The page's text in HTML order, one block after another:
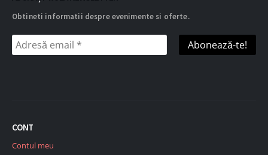
Obtineti informatii despre evenimente si oferte.
CONT
Contul meu